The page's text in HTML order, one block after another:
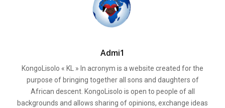
Admi1
KongoLisolo « KL » In acronym is a website created for the
purpose of bringing together all sons and daughters of
African descent. KongoLisolo is open to people of all
backgrounds and allows sharing of opinions, exchange ideas